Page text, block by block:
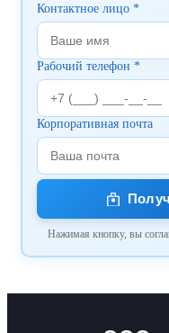
Контактное лицо *
Рабочий телефон *
Корпоративная почта
Нажимая кнопку, вы